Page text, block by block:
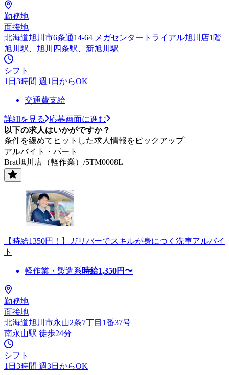
勤務地
面接地
北海道旭川市6条通14-64 メガセンタートライアル旭川店1階
旭川駅、旭川四条駅、新旭川駅
シフト
1日3時間 週1日からOK
交通費支給
詳細を見る
応募画面に進む
以下の求人はいかがですか？
条件を緩めてヒットした求人情報をピックアップ
アルバイト・パート
Brat旭川店（軽作業）/5TM0008L
【時給1350円！】ガリバーでスキルが身につく洗車アルバイ
ト
軽作業・製造系時給1,350円〜
勤務地
面接地
北海道旭川市永山2条7丁目1番37号
南永山駅 徒歩24分
シフト
1日3時間 週3日からOK